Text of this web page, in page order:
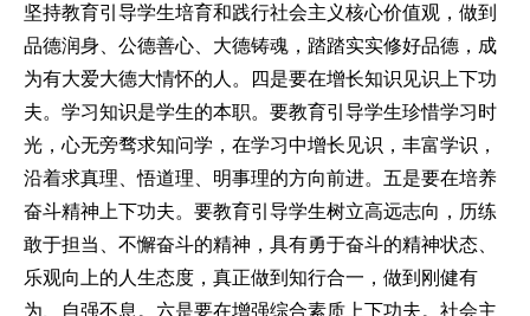
坚持教育引导学生培育和践行社会主义核心价值观，做到
品德润身、公德善心、大德铸魂，踏踏实实修好品德，成
为有大爱大德大情怀的人。四是要在增长知识见识上下功
夫。学习知识是学生的本职。要教育引导学生珍惜学习时
光，心无旁骛求知问学，在学习中增长见识，丰富学识，
沿着求真理、悟道理、明事理的方向前进。五是要在培养
奋斗精神上下功夫。要教育引导学生树立高远志向，历练
敢于担当、不懈奋斗的精神，具有勇于奋斗的精神状态、
乐观向上的人生态度，真正做到知行合一，做到刚健有
为、自强不息。六是要在增强综合素质上下功夫。社会主